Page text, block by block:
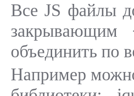
Все JS файлы
закрывающим
объединить по
Например